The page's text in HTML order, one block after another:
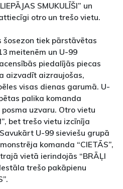
SMUKULĪŠI” un
otro un trešo vietu.
tiek pārstāvētas
meitenēm un U-99
piedalījās piecas
aizvadīt aizraujošas,
visas dienas garumā. U-
palika komanda
posma uzvaru. Otro vietu
bet trešo vietu izcīnīja
Savukārt U-99 sieviešu grupā
komanda “CIETĀS”,
vietā ierindojās “BRĀĻI
trešo pakāpienu